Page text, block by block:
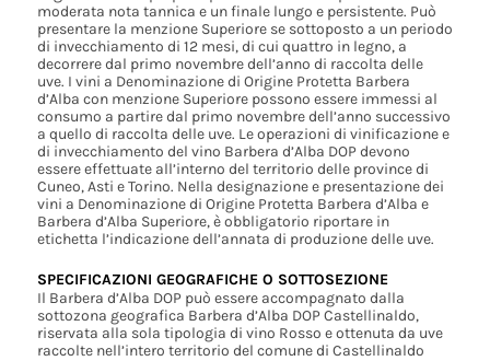
moderata nota tannica e un finale lungo e persistente. Può
presentare la menzione Superiore se sottoposto a un periodo
di invecchiamento di 12 mesi, di cui quattro in legno, a
decorrere dal primo novembre dell’anno di raccolta delle
uve. I vini a Denominazione di Origine Protetta Barbera
d’Alba con menzione Superiore possono essere immessi al
consumo a partire dal primo novembre dell’anno successivo
a quello di raccolta delle uve. Le operazioni di vinificazione e
di invecchiamento del vino Barbera d’Alba DOP devono
essere effettuate all’interno del territorio delle province di
Cuneo, Asti e Torino. Nella designazione e presentazione dei
vini a Denominazione di Origine Protetta Barbera d’Alba e
Barbera d’Alba Superiore, è obbligatorio riportare in
etichetta l’indicazione dell’annata di produzione delle uve.
SPECIFICAZIONI GEOGRAFICHE O SOTTOSEZIONE
Il Barbera d’Alba DOP può essere accompagnato dalla
sottozona geografica Barbera d’Alba DOP Castellinaldo,
riservata alla sola tipologia di vino Rosso e ottenuta da uve
raccolte nell’intero territorio del comune di Castellinaldo